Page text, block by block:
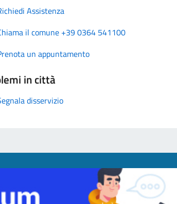
Assistenza
il comune +39 0364 541100
un appuntamento
in città
disservizio